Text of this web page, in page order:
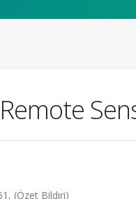
(Özet Bildiri)